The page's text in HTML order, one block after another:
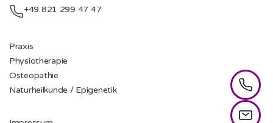
+49 821 299 47 47
Praxis
Physiotherapie
Osteopathie
Naturheilkunde / Epigenetik